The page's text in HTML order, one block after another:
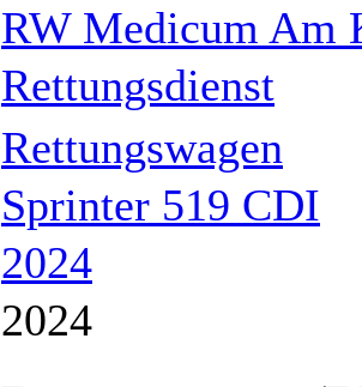
RW Medicum Am
Rettungsdienst
Rettungswagen
Sprinter 519 CDI
2024
2024